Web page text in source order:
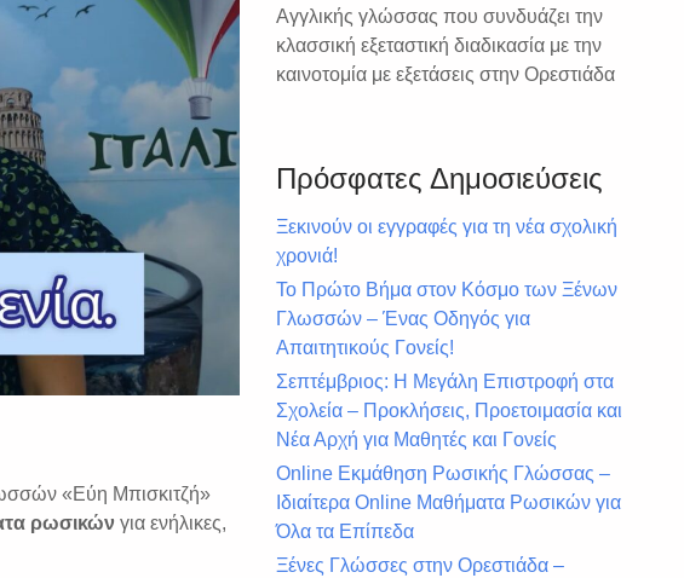
«Εύη Μπισκιτζή»
ρωσικών για ενήλικες,
Αγγλικής γλώσσας που συνδυάζει την
κλασσική εξεταστική διαδικασία με την
καινοτομία με εξετάσεις στην Ορεστιάδα
Πρόσφατες Δημοσιεύσεις
Ξεκινούν οι εγγραφές για τη νέα σχολική
χρονιά!
Το Πρώτο Βήμα στον Κόσμο των Ξένων
Γλωσσών – Ένας Οδηγός για
Απαιτητικούς Γονείς!
Σεπτέμβριος: Η Μεγάλη Επιστροφή στα
Σχολεία – Προκλήσεις, Προετοιμασία και
Νέα Αρχή για Μαθητές και Γονείς
Online Εκμάθηση Ρωσικής Γλώσσας –
Ιδιαίτερα Online Μαθήματα Ρωσικών για
Όλα τα Επίπεδα
Ξένες Γλώσσες στην Ορεστιάδα –